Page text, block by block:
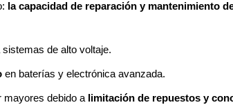
la capacidad de reparación y mantenimiento
de alto voltaje.
en baterías y electrónica avanzada.
mayores debido a limitación de repuestos y